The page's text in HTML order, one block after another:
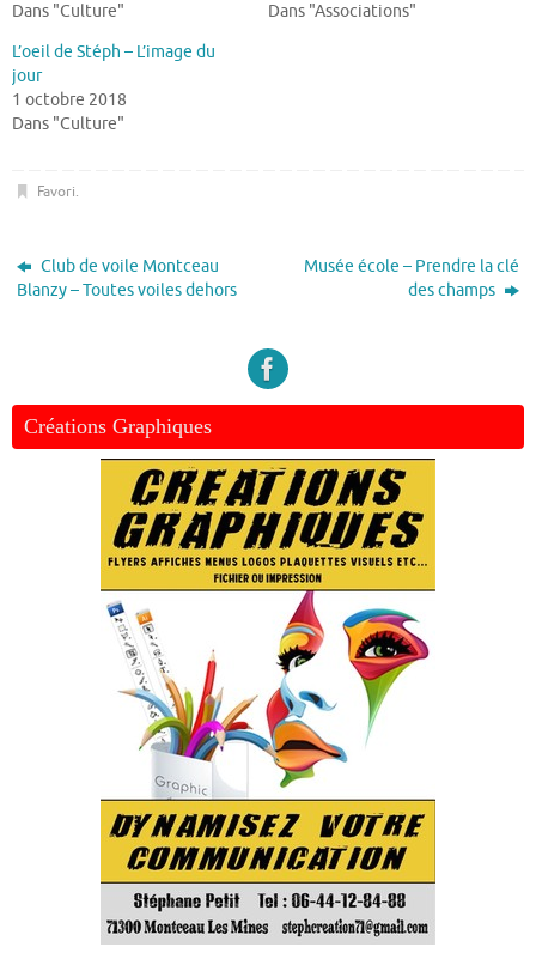
Dans "Culture"
Dans "Associations"
L’oeil de Stéph – L’image du
jour
1 octobre 2018
Dans "Culture"
Favori.
Club de voile Montceau
Blanzy – Toutes voiles dehors
Musée école – Prendre la clé
des champs
Créations Graphiques